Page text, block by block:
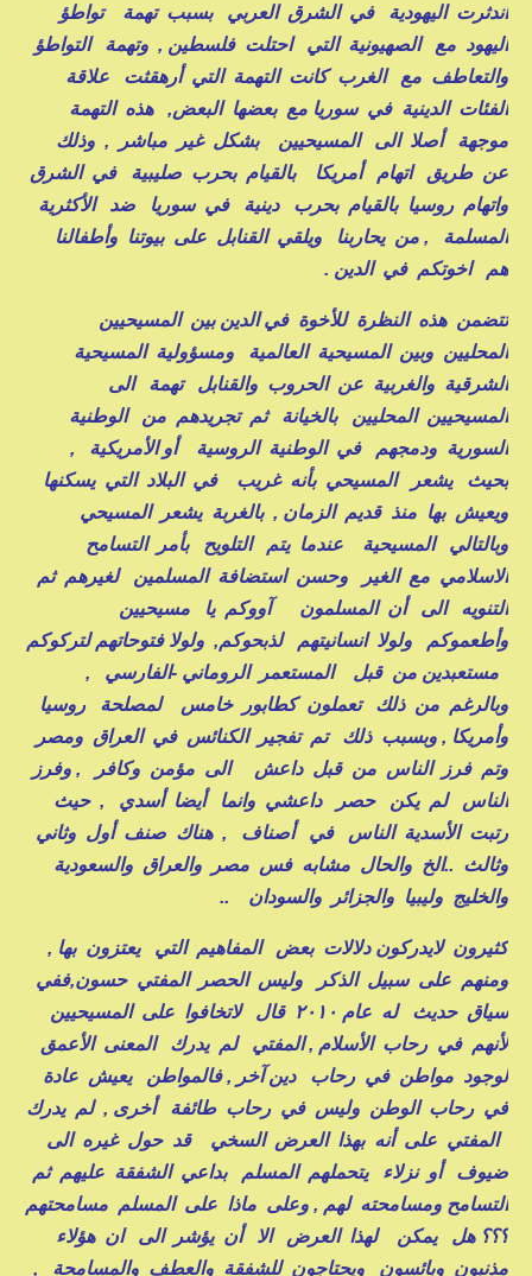
اندثرت اليهودية في الشرق العربي بسبب تهمة تواطؤ
اليهود مع الصهيونية التي احتلت فلسطين , وتهمة التواطؤ
والتعاطف مع الغرب كانت التهمة التي أرهقثت علاقة
الفئات الدينية في سوريا مع بعضها البعض, هذه التهمة
موجهة أصلا الى المسيحيين بشكل غير مباشر , وذلك
عن طريق اتهام أمريكا بالقيام بحرب صليبية في الشرق
واتهام روسيا بالقيام بحرب دينية في سوريا ضد الأكثرية
المسلمة , من يحاربنا ويلقي القنابل على بيوتنا وأطفالنا
هم اخوتكم في الدين .
تتضمن هذه النظرة للأخوة في الدين بين المسيحيين
المحليين وبين المسيحية العالمية ومسؤولية المسيحية
الشرقية والغربية عن الحروب والقنابل تهمة الى
المسيحيين المحليين بالخيانة ثم تجريدهم من الوطنية
السورية ودمجهم في الوطنية الروسية أو الأمريكية ,
بحيث يشعر المسيحي بأنه غريب في البلاد التي يسكنها
ويعيش بها منذ قديم الزمان , بالغربة يشعر المسيحي
وبالتالي المسيحية عندما يتم التلويح بأمر التسامح
الاسلامي مع الغير وحسن استضافة المسلمين لغيرهم ثم
التنويه الى أن المسلمون آووكم يا مسيحيين
وأطعموكم ولولا انسانيتهم لذبحوكم, ولولا فتوحاتهم لتركوكم
مستعبدين من قبل المستعمر الروماني -الفارسي ,
وبالرغم من ذلك تعملون كطابور خامس لمصلحة روسيا
وأمريكا , وبسبب ذلك تم تفجير الكنائس في العراق ومصر
وتم فرز الناس من قبل داعش الى مؤمن وكافر , وفرز
الناس لم يكن حصر داعشي وانما أيضا أسدي , حيث
رتبت الأسدية الناس في أصناف , هناك صنف أول وثاني
وثالث ..الخ والحال مشابه فس مصر والعراق والسعودية
والخليج وليبيا والجزائر والسودان ..
كثيرون لايدركون دلالات بعض المفاهيم التي يعتزون بها ,
ومنهم على سبيل الذكر وليس الحصر المفتي حسون,ففي
سياق حديث له عام ٢٠١٠ قال لاتخافوا على المسيحيين
لأنهم في رحاب الأسلام , المفتي لم يدرك المعنى الأعمق
لوجود مواطن في رحاب دين آخر , فالمواطن يعيش عادة
في رحاب الوطن وليس في رحاب طائفة أخرى , لم يدرك
المفتي على أنه بهذا العرض السخي قد حول غيره الى
ضيوف أو نزلاء يتحملهم المسلم بداعي الشفقة عليهم ثم
التسامح ومسامحته لهم , وعلى ماذا على المسلم مسامحتهم
؟؟؟ هل يمكن لهذا العرض الا أن يؤشر الى ان هؤلاء
مذنبون وبائسون ويحتاجون للشفقة والعطف والمسامحة ,